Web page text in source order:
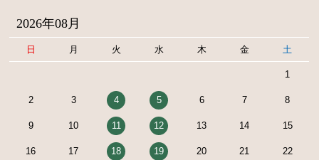
2026年08月
日 月 火 水 木 金 土
1
2 3 4 5 6 7 8
9 10 11 12 13 14 15
16 17 18 19 20 21 22